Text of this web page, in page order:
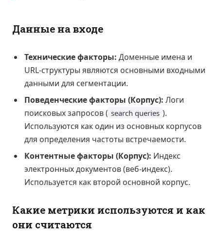
Данные на входе
Технические факторы: Доменные имена и
URL-структуры являются основными входными
данными для сегментации.
Поведенческие факторы (Корпус): Логи
поисковых запросов ( search queries ).
Используются как один из основных корпусов
для определения частоты встречаемости.
Контентные факторы (Корпус): Индекс
электронных документов (веб-индекс).
Используется как второй основной корпус.
Какие метрики используются и как
они считаются